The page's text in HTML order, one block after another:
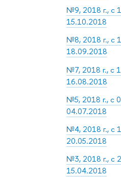
№9, 2018 г., с
15.10.2018
№8, 2018 г., с
18.09.2018
№7, 2018 г., с
16.08.2018
№5, 2018 г., с
04.07.2018
№4, 2018 г., с
20.05.2018
№3, 2018 г., с
15.04.2018